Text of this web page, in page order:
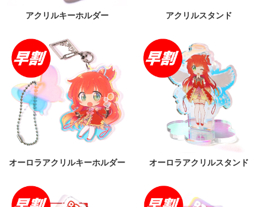
アクリルキーホルダー アクリルスタンド
オーロラアクリルキーホルダー オーロラアクリルスタンド